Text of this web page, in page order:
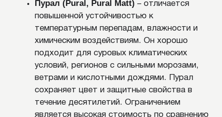
обеспечивают не только долговечность, но и
уникальный внешний вид фасада.
Важный вопрос при покупке материала – какие
бывают размеры металлического сайдинга. Ширина
мм. В зависимости от профиля и производителя
могут встречаться и более широкие плиты, но чаще
всего мастера ориентируются на указанные
м до 6 м. Чем длиннее панель – тем меньше стыков
и тем экономичнее расход материала.